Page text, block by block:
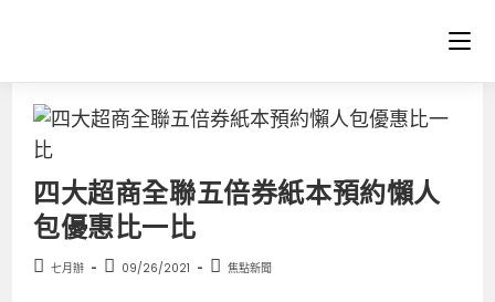
四大超商全聯五倍券紙本預約懶人
包優惠比一比
七月辦 09/26/2021 焦點新聞